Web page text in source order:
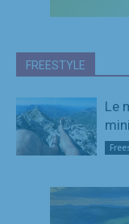
FREESTYLE
Le